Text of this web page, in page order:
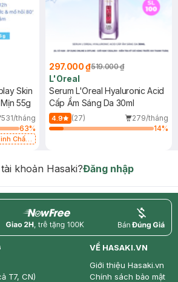
Skin
55g
531/tháng
63%
Chất
297.000 ₫519.000 ₫
L'Oreal
Serum L'Oreal Hyaluronic Acid
Cấp Ẩm Sáng Da 30ml
4.9 (27)
279/tháng
14%
khoản Hasaki?Đăng nhập
nowfree price
T7, CN)
VỀ HASAKI.VN
Giới thiệu Hasaki.vn
Chính sách bảo mật